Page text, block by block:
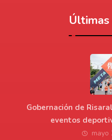
Gobernación de
eventos
mayo